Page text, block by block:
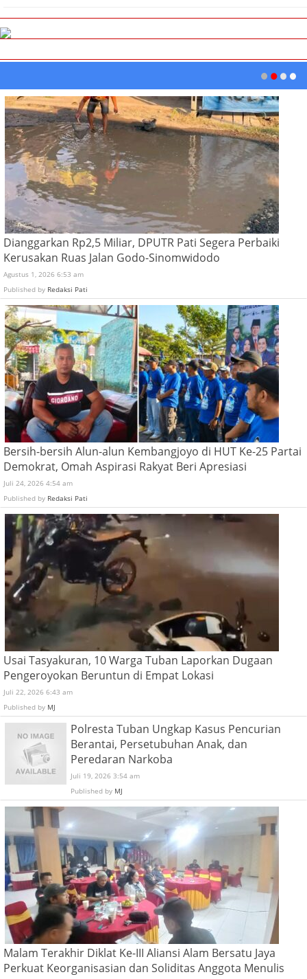
Dianggarkan Rp2,5 Miliar, DPUTR Pati Segera Perbaiki
Kerusakan Ruas Jalan Godo-Sinomwidodo
Agustus 1, 2026 6:53 am
Published by Redaksi Pati
Bersih-bersih Alun-alun Kembangjoyo di HUT Ke-25 Partai
Demokrat, Omah Aspirasi Rakyat Beri Apresiasi
Juli 24, 2026 4:54 am
Published by Redaksi Pati
Usai Tasyakuran, 10 Warga Tuban Laporkan Dugaan
Pengeroyokan Beruntun di Empat Lokasi
Juli 22, 2026 6:43 am
Published by MJ
Polresta Tuban Ungkap Kasus Pencurian
Berantai, Persetubuhan Anak, dan
Peredaran Narkoba
Juli 19, 2026 3:54 am
Published by MJ
Malam Terakhir Diklat Ke-III Aliansi Alam Bersatu Jaya
Perkuat Keorganisasian dan Soliditas Anggota Menulis